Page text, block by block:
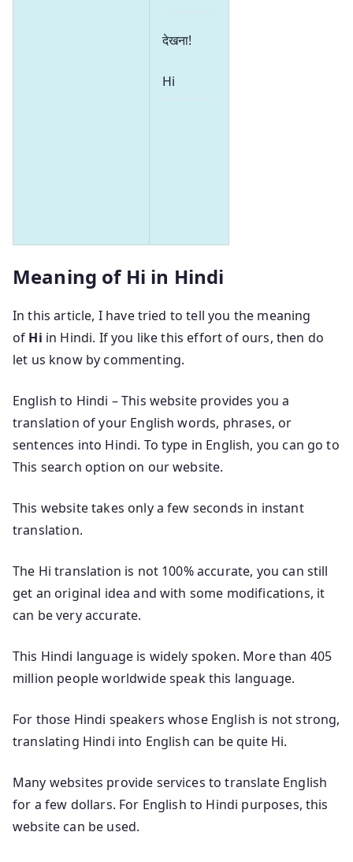
देखना!
Hi
Meaning of Hi in Hindi
In this article, I have tried to tell you the meaning
of Hi in Hindi. If you like this effort of ours, then do
let us know by commenting.
English to Hindi – This website provides you a
translation of your English words, phrases, or
sentences into Hindi. To type in English, you can go to
This search option on our website.
This website takes only a few seconds in instant
translation.
The Hi translation is not 100% accurate, you can still
get an original idea and with some modifications, it
can be very accurate.
This Hindi language is widely spoken. More than 405
million people worldwide speak this language.
For those Hindi speakers whose English is not strong,
translating Hindi into English can be quite Hi.
Many websites provide services to translate English
for a few dollars. For English to Hindi purposes, this
website can be used.